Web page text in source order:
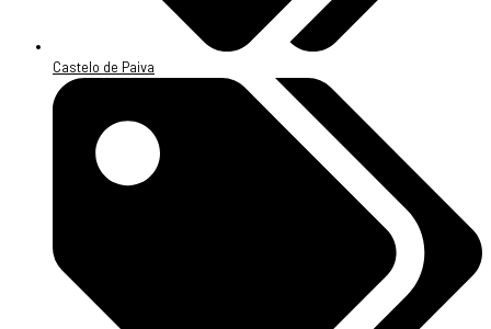
Castelo de Paiva